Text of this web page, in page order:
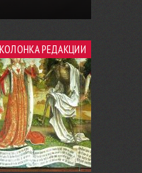
КОЛОНКА РЕДАКЦИИ